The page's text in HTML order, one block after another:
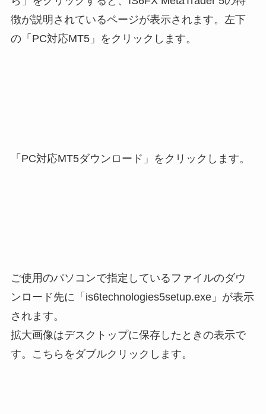
徴が説明されているページが表示されます。左下
の「PC対応MT5」をクリックします。
「PC対応MT5ダウンロード」をクリックします。
ご使用のパソコンで指定しているファイルのダウ
ンロード先に「is6technologies5setup.exe」が表示
されます。
拡大画像はデスクトップに保存したときの表示で
す。こちらをダブルクリックします。